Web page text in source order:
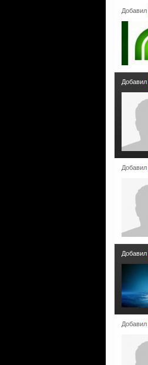
Добавил
Добавил
Добавил
Добавил
Добавил